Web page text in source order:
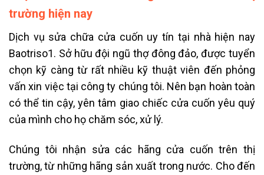
trường hiện nay
Dịch vụ sửa chữa cửa cuốn uy tín tại nhà hiện nay
Baotriso1. Sở hữu đội ngũ thợ đông đảo, được tuyển
chọn kỹ càng từ rất nhiều kỹ thuật viên đến phỏng
vấn xin việc tại công ty chúng tôi. Nên bạn hoàn toàn
có thể tin cậy, yên tâm giao chiếc cửa cuốn yêu quý
của mình cho họ chăm sóc, xử lý.
Chúng tôi nhận sửa các hãng cửa cuốn trên thị
trường, từ những hãng sản xuất trong nước. Cho đến